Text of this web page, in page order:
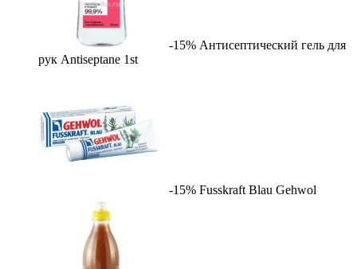
-15% Антисептический гель для
рук Antiseptane 1st
-15% Fusskraft Blau Gehwol